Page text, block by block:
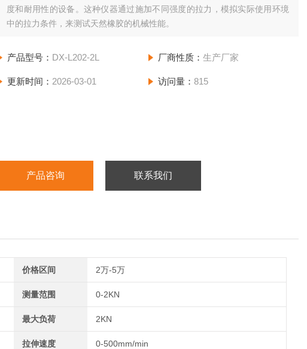
度和耐用性的设备。这种仪器通过施加不同强度的拉力，模拟实际使用环境
中的拉力条件，来测试天然橡胶的机械性能。
产品型号： DX-L202-2L 厂商性质： 生产厂家
更新时间： 2026-03-01 访问量： 815
产品咨询 联系我们
价格区间 2万-5万
测量范围 0-2KN
最大负荷 2KN
拉伸速度 0-500mm/min